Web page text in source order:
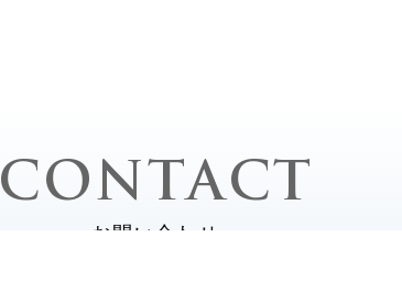
CONTACT
お問い合わせ